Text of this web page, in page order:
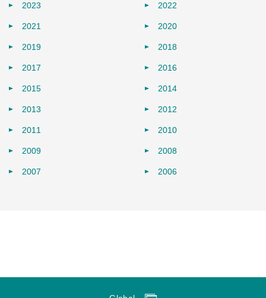
2023 2022
2021 2020
2019 2018
2017 2016
2015 2014
2013 2012
2011 2010
2009 2008
2007 2006